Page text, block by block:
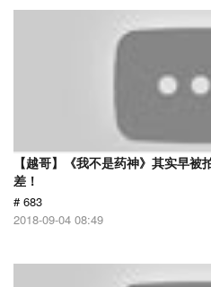
【越哥】《我不是药神》其实早
差！
# 683
2018-09-04 08:49